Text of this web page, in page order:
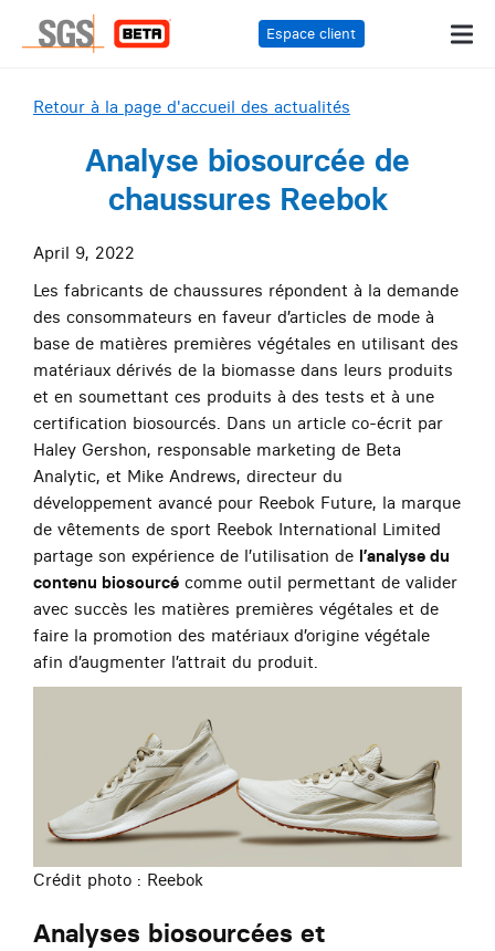
Espace client
Retour à la page d'accueil des actualités
Analyse biosourcée de
chaussures Reebok
April 9, 2022
Les fabricants de chaussures répondent à la demande
des consommateurs en faveur d’articles de mode à
base de matières premières végétales en utilisant des
matériaux dérivés de la biomasse dans leurs produits
et en soumettant ces produits à des tests et à une
certification biosourcés. Dans un article co-écrit par
Haley Gershon, responsable marketing de Beta
Analytic, et Mike Andrews, directeur du
développement avancé pour Reebok Future, la marque
de vêtements de sport Reebok International Limited
partage son expérience de l’utilisation de l’analyse du
contenu biosourcé comme outil permettant de valider
avec succès les matières premières végétales et de
faire la promotion des matériaux d’origine végétale
afin d’augmenter l’attrait du produit.
Crédit photo : Reebok
Analyses biosourcées et